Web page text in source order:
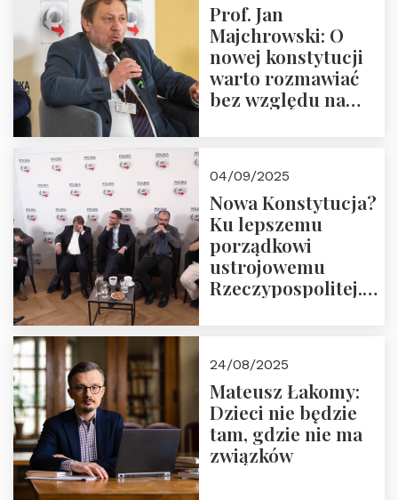
Prof. Jan
Majchrowski: O
nowej konstytucji
warto rozmawiać
bez względu na
04/09/2025
Nowa Konstytucja?
Ku lepszemu
porządkowi
ustrojowemu
Rzeczypospolitej.
24/08/2025
Mateusz Łakomy:
Dzieci nie będzie
tam, gdzie nie ma
związków